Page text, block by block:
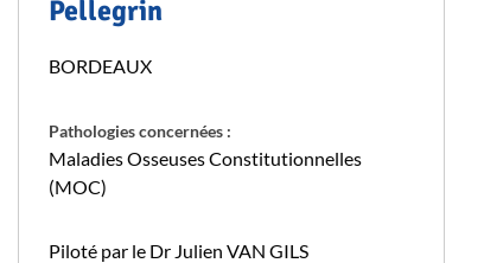
Pellegrin
BORDEAUX
Pathologies concernées :
Maladies Osseuses Constitutionnelles
(MOC)
Piloté par le Dr Julien VAN GILS